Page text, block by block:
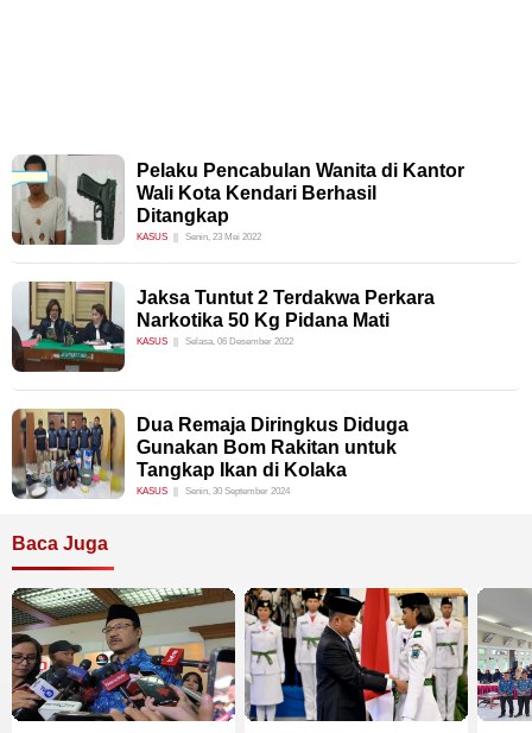
Pelaku Pencabulan Wanita di Kantor
Wali Kota Kendari Berhasil
Ditangkap
KASUS Senin, 23 Mei 2022
Jaksa Tuntut 2 Terdakwa Perkara
Narkotika 50 Kg Pidana Mati
KASUS Selasa, 06 Desember 2022
Dua Remaja Diringkus Diduga
Gunakan Bom Rakitan untuk
Tangkap Ikan di Kolaka
KASUS Senin, 30 September 2024
Baca Juga